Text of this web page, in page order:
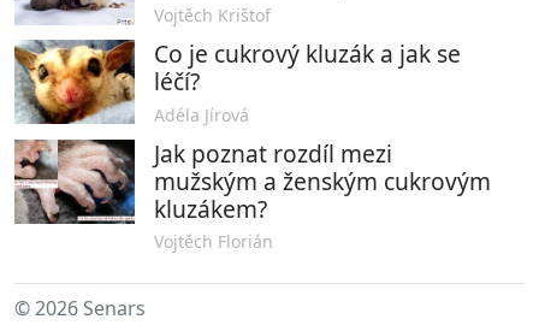
Vojtěch Krištof
Co je cukrový kluzák a jak se
léčí?
Adéla Jírová
Jak poznat rozdíl mezi
mužským a ženským cukrovým
kluzákem?
Vojtěch Florián
© 2026 Senars